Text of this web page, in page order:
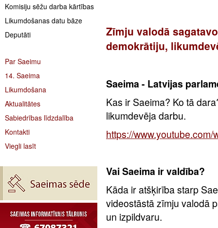
Komisiju sēžu darba kārtības
Likumdošanas datu bāze
Deputāti
Par Saeimu
14. Saeima
Likumdošana
Aktualitātes
Sabiedrības līdzdalība
Kontakti
Viegli lasīt
Zīmju valodā
demokrātiju,
Saeima - Latvijas
Kas ir Saeima? Ko tā
likumdevēja darbu.
https://
Vai Saeima ir valdība?
Kāda ir atšķirība starp
videostāstā zīmju valodā
un izpildvaru.